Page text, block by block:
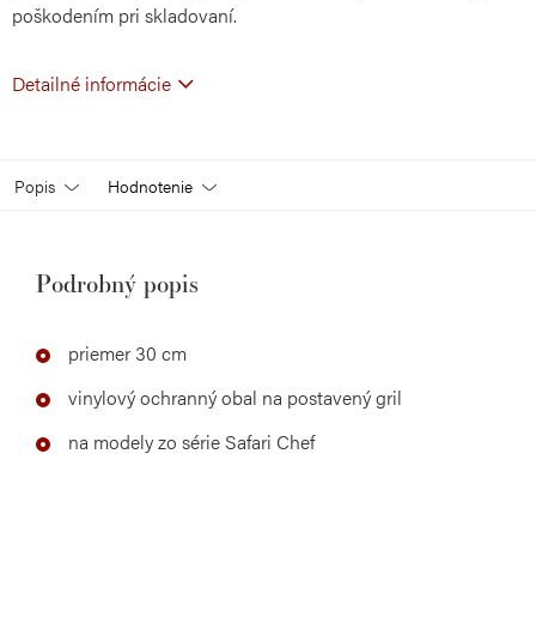
poškodením pri skladovaní.
Detailné informácie
Popis Hodnotenie
Podrobný popis
priemer 30 cm
vinylový ochranný obal na postavený gril
na modely zo série Safari Chef